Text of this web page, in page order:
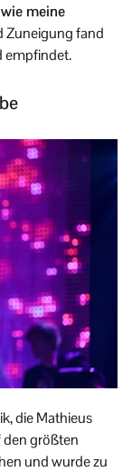
meine
Zuneigung fand
empfindet.
die Mathieus
den größten
und wurde zu